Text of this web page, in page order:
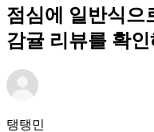
점심에 일반식으
감귤 리뷰를 확
탱탱민